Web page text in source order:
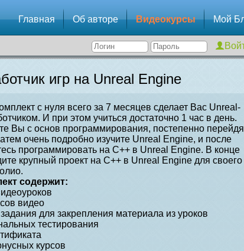
Главная Об авторе Видеокурсы Мой
игр на Unreal Engine
с нуля всего за 7 месяцев сделает Вас Unreal-
И при этом учиться достаточно 1 час в день.
Вы с основ программирования, постепенно
очень подробно изучите Unreal Engine, и после
программировать на C++ в Unreal Engine. В конце
крупный проект на C++ в Unreal Engine для своего
содержит:
видео
для закрепления материала из уроков
тестирования
курсов